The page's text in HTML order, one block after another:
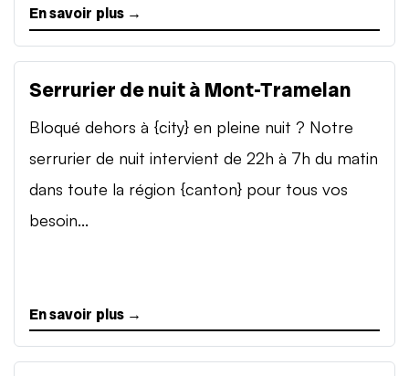
En savoir plus →
Serrurier de nuit à Mont-Tramelan
Bloqué dehors à {city} en pleine nuit ? Notre
serrurier de nuit intervient de 22h à 7h du matin
dans toute la région {canton} pour tous vos
besoin...
En savoir plus →